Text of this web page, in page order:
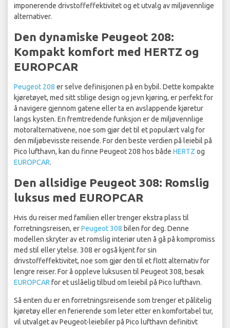
imponerende drivstoffeffektivitet og et utvalg av miljøvennlige
alternativer.
Den dynamiske Peugeot 208:
Kompakt komfort med HERTZ og
EUROPCAR
Peugeot 208 er selve definisjonen på en bybil. Dette kompakte
kjøretøyet, med sitt stilige design og jevn kjøring, er perfekt for
å navigere gjennom gatene eller ta en avslappende kjøretur
langs kysten. En fremtredende funksjon er de miljøvennlige
motoralternativene, noe som gjør det til et populært valg for
den miljøbevisste reisende. For den beste verdien på leiebil på
Pico lufthavn, kan du finne Peugeot 208 hos både HERTZ og
EUROPCAR.
Den allsidige Peugeot 308: Romslig
luksus med EUROPCAR
Hvis du reiser med familien eller trenger ekstra plass til
forretningsreisen, erPeugeot 308 bilen for deg. Denne
modellen skryter av et romslig interiør uten å gå på kompromiss
med stil eller ytelse. 308 er også kjent for sin
drivstoffeffektivitet, noe som gjør den til et flott alternativ for
lengre reiser. For å oppleve luksusen til Peugeot 308, besøk
EUROPCAR for et uslåelig tilbud om leiebil på Pico lufthavn.
Så enten du er en forretningsreisende som trenger et pålitelig
kjøretøy eller en ferierende som leter etter en komfortabel tur,
vil utvalget av Peugeot-leiebiler på Pico lufthavn definitivt